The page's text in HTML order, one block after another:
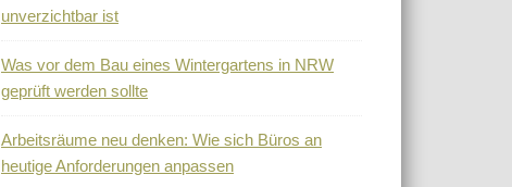
unverzichtbar ist
Was vor dem Bau eines Wintergartens in NRW
geprüft werden sollte
Arbeitsräume neu denken: Wie sich Büros an
heutige Anforderungen anpassen